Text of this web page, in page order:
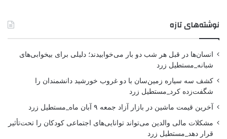
نوشته‌های تازه
انسان‌ها در قبل هر شب دو بار می‌خوابیدند؛ دلیلی برای بیخوابی‌های
شبانه_مستطیل زرد
کشف سه سیاره زمین‌سان با دو غروب خورشید دانشمندان را
شگفت‌زده کرد_مستطیل زرد
آخرین قیمت ماشین در بازار آزاد جمعه ۹ آبان ماه_مستطیل زرد
مشکلات مالی والدین می‌تواند توانایی‌های اجتماعی کودکان را تحت‌تأثیر
قرار دهد_مستطیل زرد